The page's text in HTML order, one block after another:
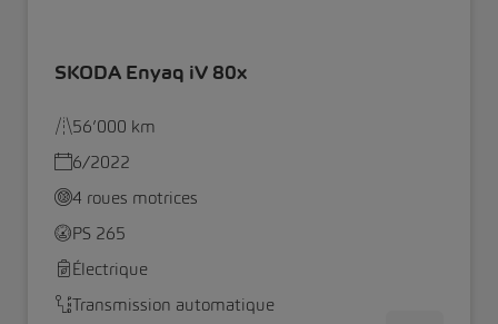
SKODA Enyaq iV 80x
56’000 km
6/2022
4 roues motrices
PS 265
Électrique
Transmission automatique